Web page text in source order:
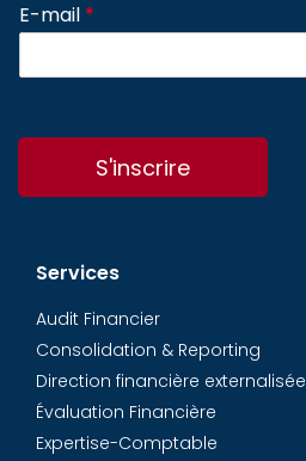
E-mail *
S'inscrire
Services
Audit Financier
Consolidation & Reporting
Direction financière externalisée
Évaluation Financière
Expertise-Comptable